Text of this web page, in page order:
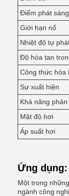
Điểm phát sáng
Giới hạn nổ
Nhiệt độ tự
Độ hòa tan
Công thức hóa
Sự xuất hiện
Khả năng
Mật độ hơi
Áp suất hơi
Ứng dụng:
Một trong
ngành công